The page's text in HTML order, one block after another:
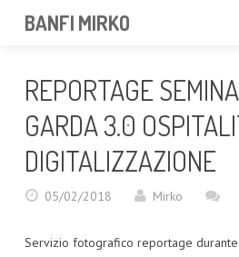
BANFI MIRKO
PROFESSIONISTA
PORTFOLIO
SERVIZI
REPORTAGE
GARDA 3.0
DIGITALIZZAZIONE
05/02/2018 Mirko
Servizio fotografico reportage